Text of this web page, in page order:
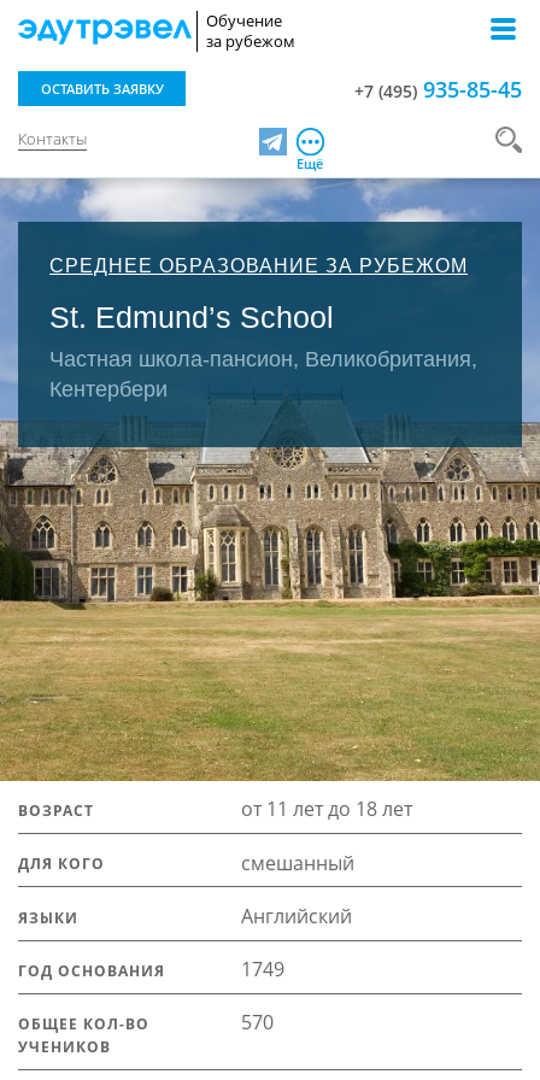
Обучение
за рубежом
Контакты
ОСТАВИТЬ ЗАЯВКУ +7 (495) 935-85-45
TelegramЕщё
СРЕДНЕЕ ОБРАЗОВАНИЕ ЗА РУБЕЖОМ
St. Edmund’s School
Частная школа-пансион, Великобритания,
Кентербери
ВОЗРАСТ от 11 лет до 18 лет
ДЛЯ КОГО смешанный
ЯЗЫКИ Английский
ГОД ОСНОВАНИЯ 1749
ОБЩЕЕ КОЛ-ВО
УЧЕНИКОВ
570